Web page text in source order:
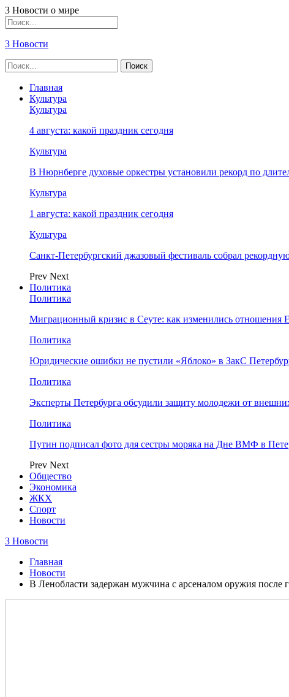
3 Новости о мире
3 Новости
Главная
Культура
Культура
4 августа: какой праздник сегодня
Культура
В Нюрнберге духовые оркестры установили рекорд по
Культура
1 августа: какой праздник сегодня
Культура
Санкт-Петербургский джазовый фестиваль собрал
Prev Next
Политика
Политика
Миграционный кризис в Сеуте: как изменились отношения
Политика
Юридические ошибки не пустили «Яблоко» в ЗакС
Политика
Эксперты Петербурга обсудили защиту молодежи от
Политика
Путин подписал фото для сестры моряка на Дне ВМФ в
Prev Next
Общество
Экономика
ЖКХ
Спорт
Новости
3 Новости
Главная
Новости
В Ленобласти задержан мужчина с арсеналом оружия после